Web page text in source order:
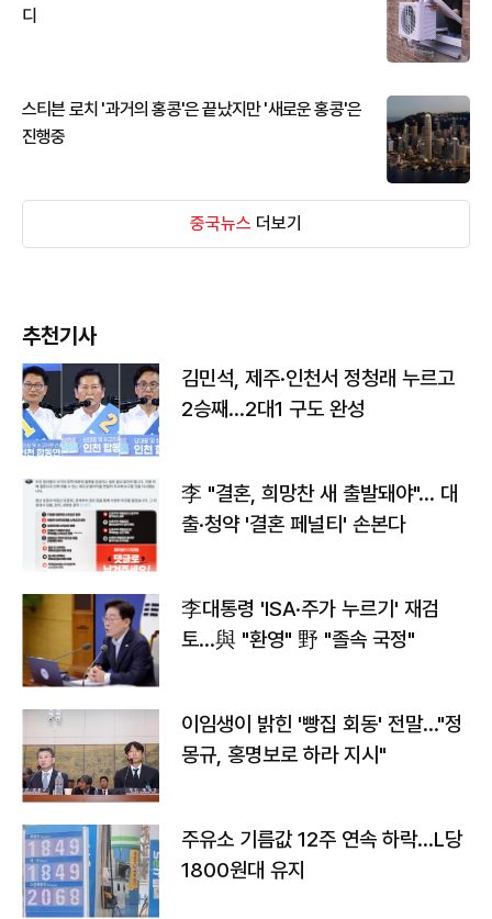
디
스티븐 로치 '과거의 홍콩'은 끝났지만 '새로운 홍콩'은
진행중
중국뉴스 더보기
추천기사
김민석, 제주·인천서 정청래 누르고
2승째…2대1 구도 완성
李 "결혼, 희망찬 새 출발돼야"… 대
출·청약 '결혼 페널티' 손본다
李대통령 'ISA·주가 누르기' 재검
토…與 "환영" 野 "졸속 국정"
이임생이 밝힌 '빵집 회동' 전말…"정
몽규, 홍명보로 하라 지시"
주유소 기름값 12주 연속 하락…L당
1800원대 유지